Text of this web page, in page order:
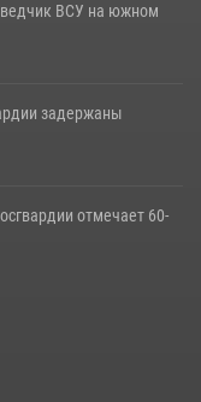
ВСУ на южном
задержаны
отмечает 60-